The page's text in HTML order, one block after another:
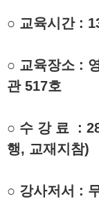
○ 교육시간 :
○ 교육장소 :
관 517호
○ 수 강 료 :
행, 교재지참)
○ 강사저서 :